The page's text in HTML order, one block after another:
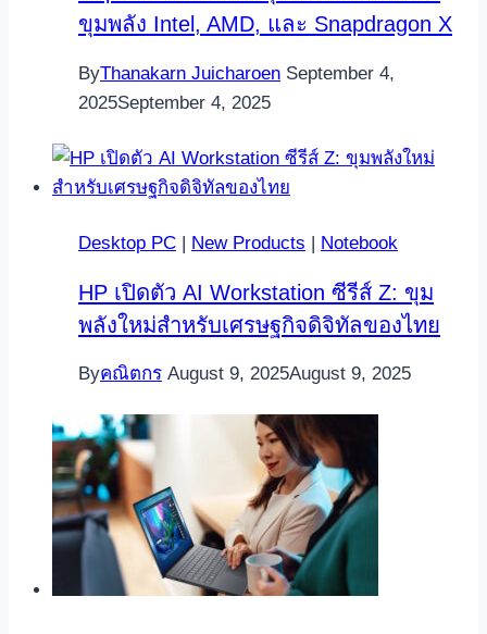
ขุมพลัง Intel, AMD, และ Snapdragon X
ByThanakarn Juicharoen September 4,
2025September 4, 2025
Desktop PC | New Products | Notebook
HP เปิดตัว AI Workstation ซีรีส์ Z: ขุม
พลังใหม่สำหรับเศรษฐกิจดิจิทัลของไทย
Byคณิตกร August 9, 2025August 9, 2025